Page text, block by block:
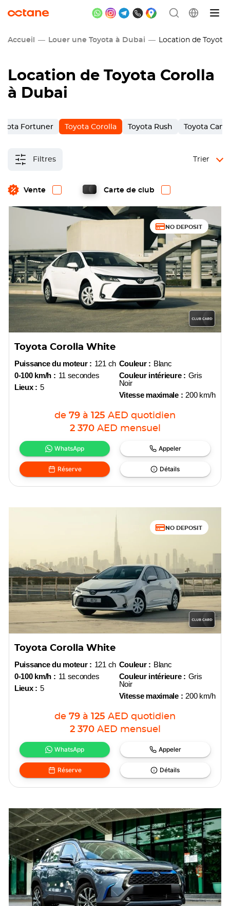
Accueil Louer une Toyota à Dubai Location de Toyota
Location de Toyota Corolla
à Dubai
Fortuner Toyota Corolla Toyota Rush Toyota
Filtres
Vente Carte de club
Trier
NO DEPOSIT
Toyota Corolla White
Puissance du moteur : 121 ch
0-100 km/h : 11 secondes
Lieux : 5
Couleur : Blanc
Couleur intérieure : Gris
Noir
Vitesse maximale : 200 km/h
de 79 à 125 AED quotidien
2 370 AED mensuel
WhatsApp Appeler
Réserve Détails
NO DEPOSIT
Toyota Corolla White
Puissance du moteur : 121 ch
0-100 km/h : 11 secondes
Lieux : 5
Couleur : Blanc
Couleur intérieure : Gris
Noir
Vitesse maximale : 200 km/h
de 79 à 125 AED quotidien
2 370 AED mensuel
WhatsApp Appeler
Réserve Détails